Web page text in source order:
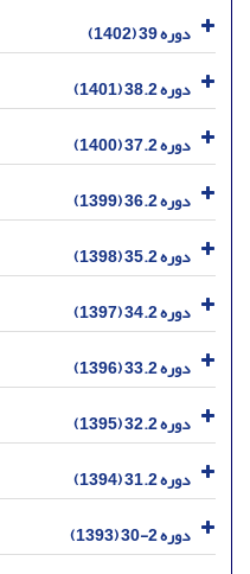
دوره 39 (1402)
دوره 38.2 (1401)
دوره 37.2 (1400)
دوره 36.2 (1399)
دوره 35.2 (1398)
دوره 34.2 (1397)
دوره 33.2 (1396)
دوره 32.2 (1395)
دوره 31.2 (1394)
دوره 2-30 (1393)